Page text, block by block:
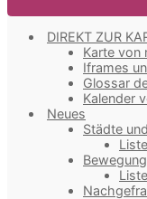
DIREKT ZUR
Karte von
Iframes
Glossar
Kalender
Neues
Städte